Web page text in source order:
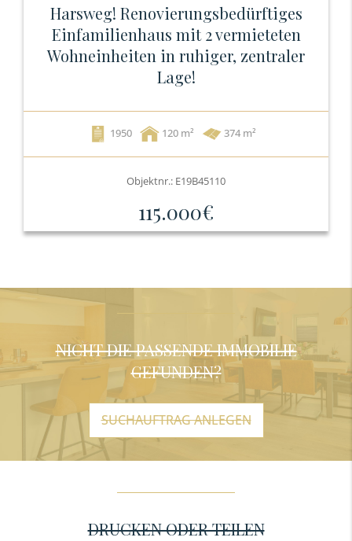
Harsweg! Renovierungsbedürftiges
Einfamilienhaus mit 2 vermieteten
Wohneinheiten in ruhiger, zentraler
Lage!
1950 120 374 m²
Objektnr.: E19B45110
115.000€
NICHT DIE PASSENDE IMMOBILIE
GEFUNDEN?
SUCHAUFTRAG ANLEGEN
DRUCKEN ODER TEILEN